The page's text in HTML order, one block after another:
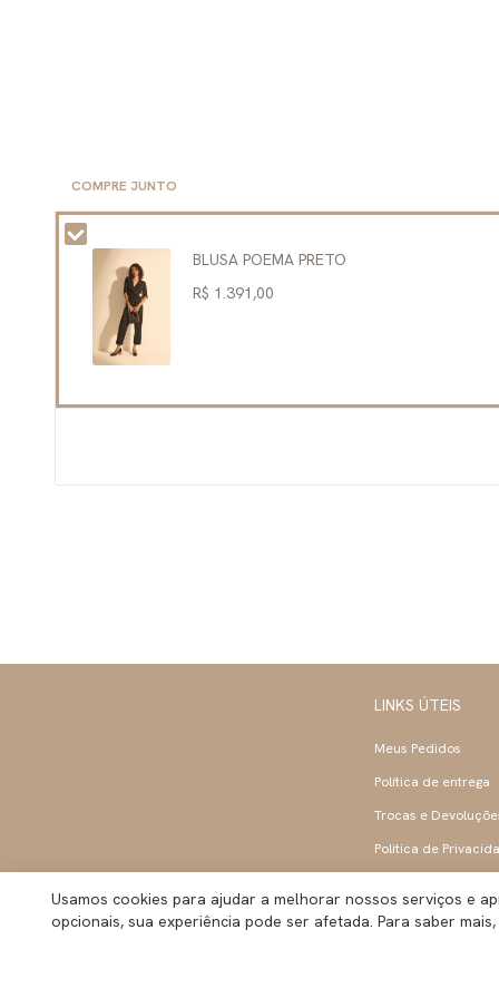
COMPRE JUNTO
BLUSA POEMA PRETO
R$ 1.391,00
LINKS ÚTEIS
Meus Pedidos
Política de entrega
Trocas e
Politica de
Usamos cookies para ajudar a melhorar nossos serviços e
opcionais, sua experiência pode ser afetada. Para saber